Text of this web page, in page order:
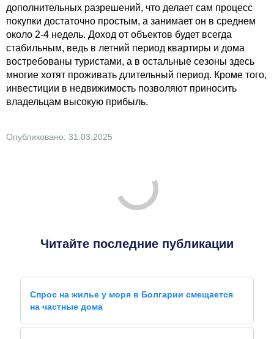
дополнительных разрешений, что делает сам процесс
покупки достаточно простым, а занимает он в среднем
около 2-4 недель. Доход от объектов будет всегда
стабильным, ведь в летний период квартиры и дома
востребованы туристами, а в остальные сезоны здесь
многие хотят проживать длительный период. Кроме того,
инвестиции в недвижимость позволяют приносить
владельцам высокую прибыль.
Опубликовано: 31.03.2025
Читайте последние публикации
Спрос на жилье у моря в Болгарии смещается
на частные дома